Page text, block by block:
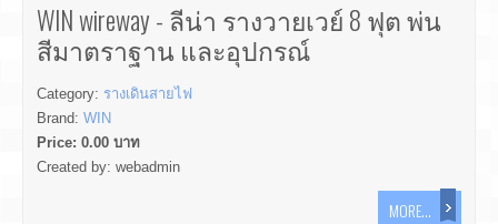
WIN wireway - ลีน่า รางวายเวย์ 8 ฟุต พ่น
สีมาตราฐาน และอุปกรณ์
Category: รางเดินสายไฟ
Brand: WIN
Price: 0.00 บาท
Created by: webadmin
MORE...